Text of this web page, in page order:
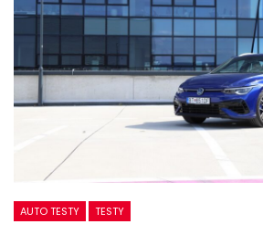
AUTO TESTY TESTY